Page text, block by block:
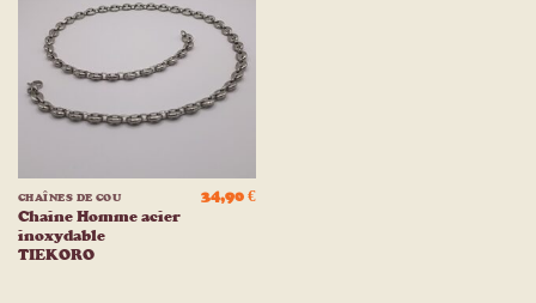
à la
liste
d’envies
CHAÎNES DE COU
Chaine Homme acier
inoxydable
TIEKORO
34,90€